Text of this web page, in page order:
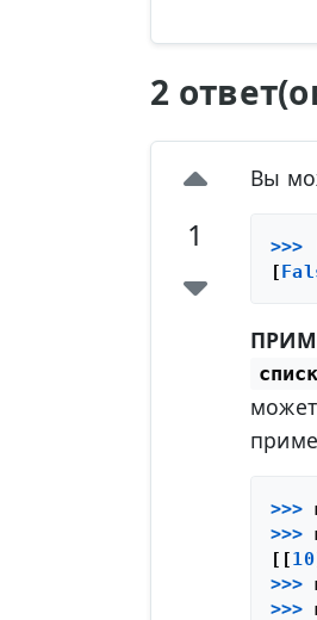
2
1
Вы
>>>
[
>>>
>>>
[[10
>>>
>>>